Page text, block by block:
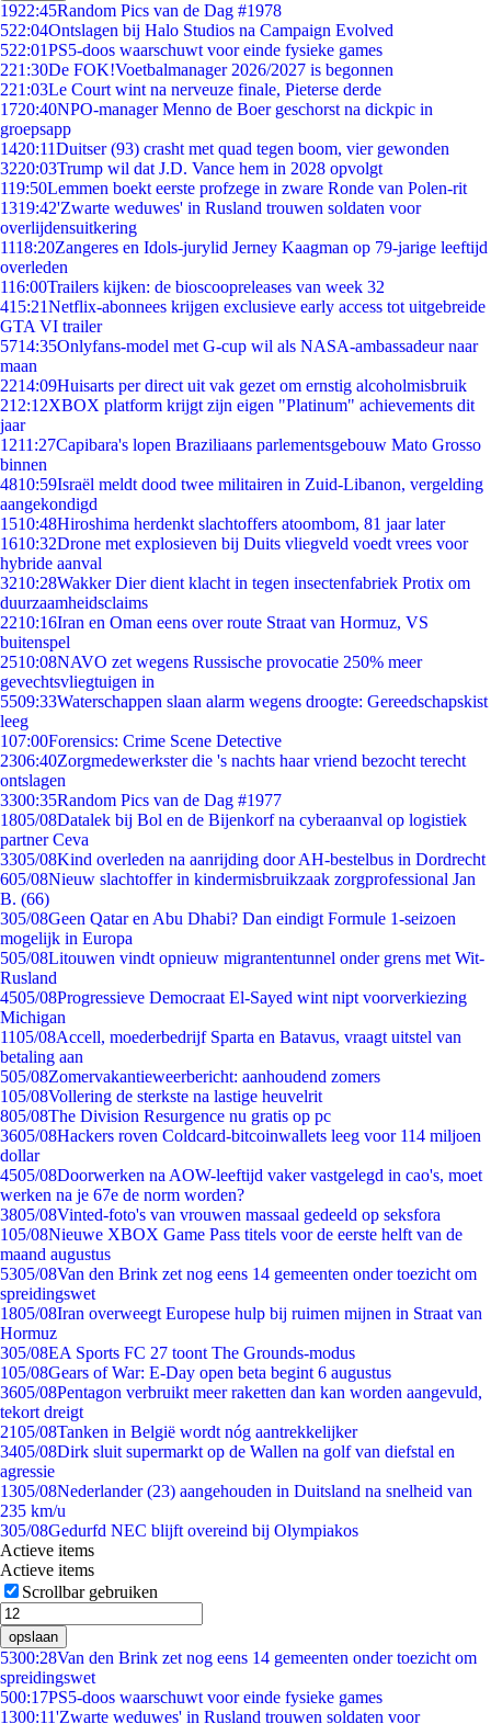
1922:45Random Pics van de Dag #1978
522:04Ontslagen bij Halo Studios na Campaign Evolved
522:01PS5-doos waarschuwt voor einde fysieke games
221:30De FOK!Voetbalmanager 2026/2027 is begonnen
221:03Le Court wint na nerveuze finale, Pieterse derde
1720:40NPO-manager Menno de Boer geschorst na dickpic in
groepsapp
1420:11Duitser (93) crasht met quad tegen boom, vier gewonden
3220:03Trump wil dat J.D. Vance hem in 2028 opvolgt
119:50Lemmen boekt eerste profzege in zware Ronde van Polen-rit
1319:42'Zwarte weduwes' in Rusland trouwen soldaten voor
overlijdensuitkering
1118:20Zangeres en Idols-jurylid Jerney Kaagman op 79-jarige leeftijd
overleden
116:00Trailers kijken: de bioscoopreleases van week 32
415:21Netflix-abonnees krijgen exclusieve early access tot uitgebreide
GTA VI trailer
5714:35Onlyfans-model met G-cup wil als NASA-ambassadeur naar
maan
2214:09Huisarts per direct uit vak gezet om ernstig alcoholmisbruik
212:12XBOX platform krijgt zijn eigen "Platinum" achievements dit
jaar
1211:27Capibara's lopen Braziliaans parlementsgebouw Mato Grosso
binnen
4810:59Israël meldt dood twee militairen in Zuid-Libanon, vergelding
aangekondigd
1510:48Hiroshima herdenkt slachtoffers atoombom, 81 jaar later
1610:32Drone met explosieven bij Duits vliegveld voedt vrees voor
hybride aanval
3210:28Wakker Dier dient klacht in tegen insectenfabriek Protix om
duurzaamheidsclaims
2210:16Iran en Oman eens over route Straat van Hormuz, VS
buitenspel
2510:08NAVO zet wegens Russische provocatie 250% meer
gevechtsvliegtuigen in
5509:33Waterschappen slaan alarm wegens droogte: Gereedschapskist
leeg
107:00Forensics: Crime Scene Detective
2306:40Zorgmedewerkster die 's nachts haar vriend bezocht terecht
ontslagen
3300:35Random Pics van de Dag #1977
1805/08Datalek bij Bol en de Bijenkorf na cyberaanval op logistiek
partner Ceva
3305/08Kind overleden na aanrijding door AH-bestelbus in Dordrecht
605/08Nieuw slachtoffer in kindermisbruikzaak zorgprofessional Jan
B. (66)
305/08Geen Qatar en Abu Dhabi? Dan eindigt Formule 1-seizoen
mogelijk in Europa
505/08Litouwen vindt opnieuw migrantentunnel onder grens met Wit-
Rusland
4505/08Progressieve Democraat El-Sayed wint nipt voorverkiezing
Michigan
1105/08Accell, moederbedrijf Sparta en Batavus, vraagt uitstel van
betaling aan
505/08Zomervakantieweerbericht: aanhoudend zomers
105/08Vollering de sterkste na lastige heuvelrit
805/08The Division Resurgence nu gratis op pc
3605/08Hackers roven Coldcard-bitcoinwallets leeg voor 114 miljoen
dollar
4505/08Doorwerken na AOW-leeftijd vaker vastgelegd in cao's, moet
werken na je 67e de norm worden?
3805/08Vinted-foto's van vrouwen massaal gedeeld op seksfora
105/08Nieuwe XBOX Game Pass titels voor de eerste helft van de
maand augustus
5305/08Van den Brink zet nog eens 14 gemeenten onder toezicht om
spreidingswet
1805/08Iran overweegt Europese hulp bij ruimen mijnen in Straat van
Hormuz
305/08EA Sports FC 27 toont The Grounds-modus
105/08Gears of War: E-Day open beta begint 6 augustus
3605/08Pentagon verbruikt meer raketten dan kan worden aangevuld,
tekort dreigt
2105/08Tanken in België wordt nóg aantrekkelijker
3405/08Dirk sluit supermarkt op de Wallen na golf van diefstal en
agressie
1305/08Nederlander (23) aangehouden in Duitsland na snelheid van
235 km/u
305/08Gedurfd NEC blijft overeind bij Olympiakos
Actieve items
Actieve items
Scrollbar gebruiken
opslaan
5300:28Van den Brink zet nog eens 14 gemeenten onder toezicht om
spreidingswet
500:17PS5-doos waarschuwt voor einde fysieke games
1300:11'Zwarte weduwes' in Rusland trouwen soldaten voor